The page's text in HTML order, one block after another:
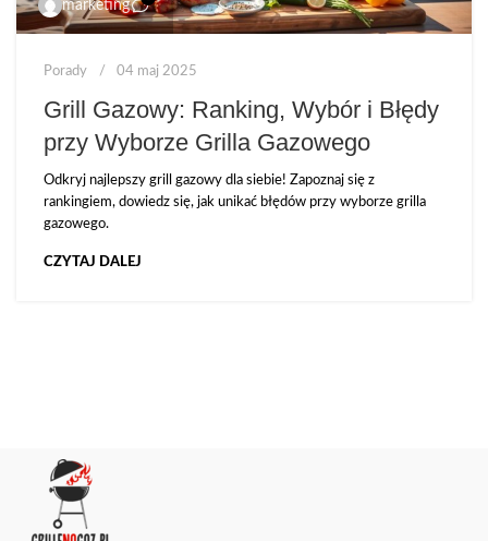
marketing
Porady 04 maj 2025
Grill Gazowy: Ranking, Wybór i Błędy
przy Wyborze Grilla Gazowego
Odkryj najlepszy grill gazowy dla siebie! Zapoznaj się z
rankingiem, dowiedz się, jak unikać błędów przy wyborze grilla
gazowego.
CZYTAJ DALEJ